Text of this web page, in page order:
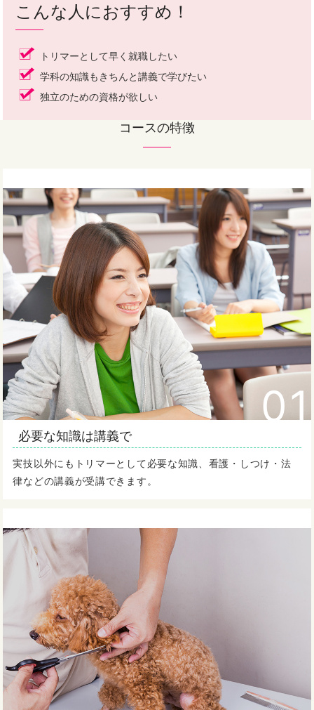
こんな人におすすめ！
トリマーとして早く就職したい
学科の知識もきちんと講義で学びたい
独立のための資格が欲しい
コースの特徴
01
必要な知識は講義で
実技以外にもトリマーとして必要な知識、看護・しつけ・法
律などの講義が受講できます。